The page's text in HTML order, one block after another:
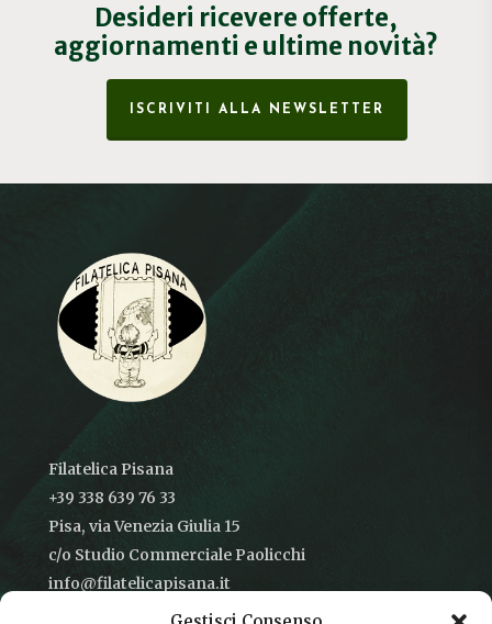
Desideri ricevere offerte,
aggiornamenti e ultime novità?
ISCRIVITI ALLA NEWSLETTER
Filatelica Pisana
+39 338 639 76 33
Pisa, via Venezia Giulia 15
c/o Studio Commerciale Paolicchi
info@filatelicapisana.it